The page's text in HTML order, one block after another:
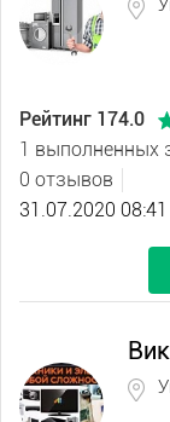
Рейтинг 174.0
1 выполненных
0 отзывов
31.07.2020 08:41